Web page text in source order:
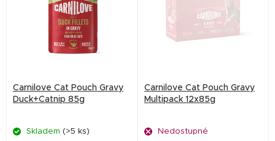
o
Carnilove Cat Pouch Gravy
Duck+Catnip 85g
Skladem (>5 ks)
Carnilove Cat Pouch Gravy
Multipack 12x85g
Nedostupné